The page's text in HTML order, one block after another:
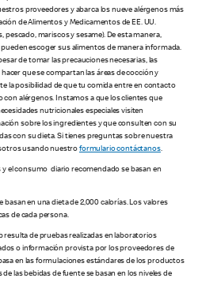
proveedores y abarca los nueve alérgenos más
de Alimentos y Medicamentos de EE. UU.
pescado, mariscos y sesame). De esta manera,
escoger sus alimentos de manera informada.
de tomar las precauciones necesarias, las
que se compartan las áreas de cocción y
la posibilidad de que tu comida entre en contacto
alérgenos. Instamos a que los clientes que
nutricionales especiales visiten
sobre los ingredientes y que consulten con su
con su dieta. Si tienes preguntas sobre nuestra
usando nuestroformulario contáctanos.
y el consumo diario recomendado se basan en
en una dieta de 2,000 calorías. Los valores
de cada persona.
de pruebas realizadas en laboratorios
o información provista por los proveedores de
en las formulaciones estándares de los productos
las bebidas de fuente se basan en los niveles de